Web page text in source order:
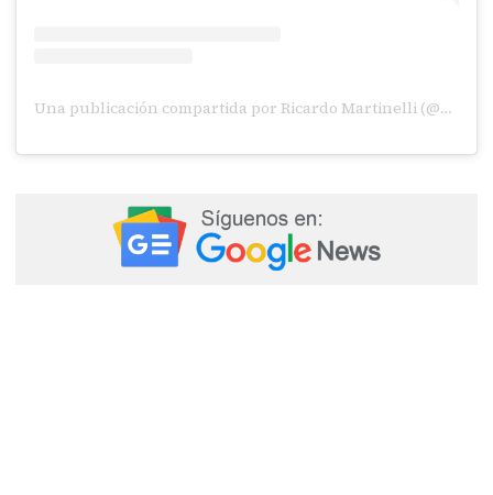
Una publicación compartida por Ricardo Martinelli (@ricardomartinelli99)